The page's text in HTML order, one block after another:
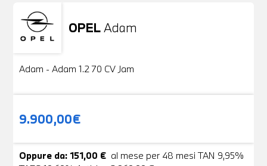
OPELAdam
Usato
Adam - Adam 1.2 70 CV Jam
9.900,00€
Oppure da: 151,00 € al mese per 48 mesi TAN 9,95%